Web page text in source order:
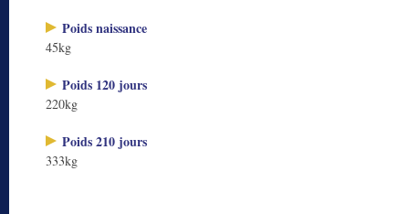
Poids naissance
45kg
Poids 120 jours
220kg
Poids 210 jours
333kg